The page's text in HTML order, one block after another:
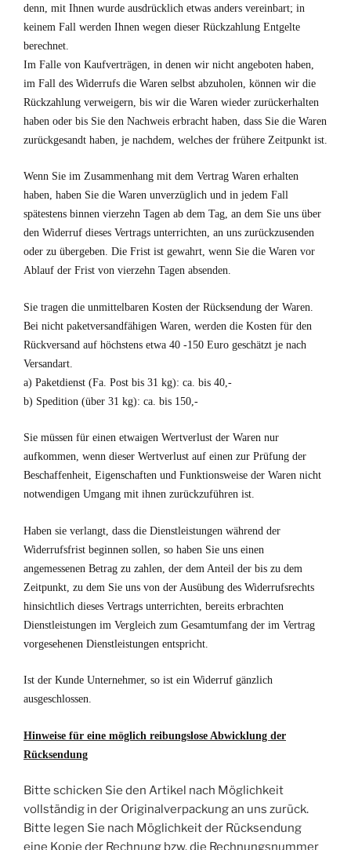
denn, mit Ihnen wurde ausdrücklich etwas anders vereinbart; in
keinem Fall werden Ihnen wegen dieser Rückzahlung Entgelte
berechnet.
Im Falle von Kaufverträgen, in denen wir nicht angeboten haben,
im Fall des Widerrufs die Waren selbst abzuholen, können wir die
Rückzahlung verweigern, bis wir die Waren wieder zurückerhalten
haben oder bis Sie den Nachweis erbracht haben, dass Sie die Waren
zurückgesandt haben, je nachdem, welches der frühere Zeitpunkt ist.
Wenn Sie im Zusammenhang mit dem Vertrag Waren erhalten
haben, haben Sie die Waren unverzüglich und in jedem Fall
spätestens binnen vierzehn Tagen ab dem Tag, an dem Sie uns über
den Widerruf dieses Vertrags unterrichten, an uns zurückzusenden
oder zu übergeben. Die Frist ist gewahrt, wenn Sie die Waren vor
Ablauf der Frist von vierzehn Tagen absenden.
Sie tragen die unmittelbaren Kosten der Rücksendung der Waren.
Bei nicht paketversandfähigen Waren, werden die Kosten für den
Rückversand auf höchstens etwa 40 -150 Euro geschätzt je nach
Versandart.
a) Paketdienst (Fa. Post bis 31 kg): ca. bis 40,-
b) Spedition (über 31 kg): ca. bis 150,-
Sie müssen für einen etwaigen Wertverlust der Waren nur
aufkommen, wenn dieser Wertverlust auf einen zur Prüfung der
Beschaffenheit, Eigenschaften und Funktionsweise der Waren nicht
notwendigen Umgang mit ihnen zurückzuführen ist.
Haben sie verlangt, dass die Dienstleistungen während der
Widerrufsfrist beginnen sollen, so haben Sie uns einen
angemessenen Betrag zu zahlen, der dem Anteil der bis zu dem
Zeitpunkt, zu dem Sie uns von der Ausübung des Widerrufsrechts
hinsichtlich dieses Vertrags unterrichten, bereits erbrachten
Dienstleistungen im Vergleich zum Gesamtumfang der im Vertrag
vorgesehenen Dienstleistungen entspricht.
Ist der Kunde Unternehmer, so ist ein Widerruf gänzlich
ausgeschlossen.
Hinweise für eine möglich reibungslose Abwicklung der
Rücksendung
Bitte schicken Sie den Artikel nach Möglichkeit
vollständig in der Originalverpackung an uns zurück.
Bitte legen Sie nach Möglichkeit der Rücksendung
eine Kopie der Rechnung bzw. die Rechnungsnummer